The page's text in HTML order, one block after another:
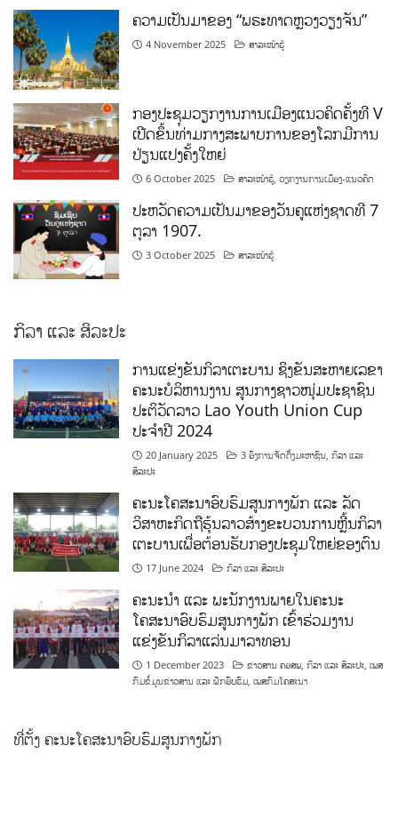
ຄວາມເປັນມາຂອງ “ພຣະທາດຫຼວງວຽງຈັນ”
4 November 2025 ສາລະໜ້າຮູ້
ກອງປະຊຸມວຽກງານການເມືອງແນວຄິດຄັ້ງທີ V
ເປີດຂຶ້ນທ່າມກາງສະພາບການຂອງໂລກມີການ
ປ່ຽນແປງຄັ້ງໃຫຍ່
6 October 2025 ສາລະໜ້າຮູ້ ,ວຽກງານການເມືອງ-ແນວຄິດ
ປະຫວັດຄວາມເປັນມາຂອງວັນຄູແຫ່ງຊາດທີ 7
ຕຸລາ 1907.
3 October 2025 ສາລະໜ້າຮູ້
ກິລາ ແລະ ສິລະປະ
ການແຂ່ງຂັນກິລາເຕະບານ ຊິງຂັນສະຫາຍເລຂາ
ຄະນະບໍລິຫານງານ ສູນກາງຊາວໜຸ່ມປະຊາຊົນ
ປະຕິວັດລາວ Lao Youth Union Cup
ປະຈຳປີ 2024
20 January 2025 3 ອົງການຈັດຕັ້ງມະຫາຊົນ ,ກິລາ ແລະ
ສິລະປະ
ຄະນະໂຄສະນາອົບຮົມສູນກາງພັກ ແລະ ລັດ
ວິສາຫະກິດຖືຮຸ້ນລາວສ້າງຂະບວນການຫຼີ້ນກິລາ
ເຕະບານເພື່ອຕ້ອນຮັບກອງປະຊຸມໃຫຍ່ຂອງຕົນ
17 June 2024 ກິລາ ແລະ ສິລະປະ
ຄະນະນຳ ແລະ ພະນັກງານພາຍໃນຄະນະ
ໂຄສະນາອົບຮົມສູນກາງພັກ ເຂົ້າຮ່ວມງານ
ແຂ່ງຂັນກິລາແລ່ນມາລາທອນ
1 December 2023 ຂ່າວສານ ຄອສພ ,ກິລາ ແລະ ສິລະປະ ,ເພສ
ກົມຂໍ້ມູນຂ່າວສານ ແລະ ຝຶກອົບຮົມ ,ເພສກົມໂຄສະນາ
ທີ່ຕັ້ງ ຄະນະໂຄສະນາອົບຮົມສູນກາງພັກ